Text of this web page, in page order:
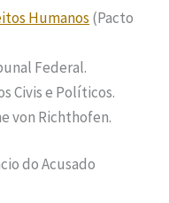
Humanos (Pacto
Federal.
Civis e Políticos.
von Richthofen.
do Acusado